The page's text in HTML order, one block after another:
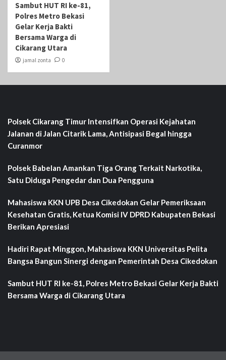
Sambut HUT RI ke-81,
Polres Metro Bekasi
Gelar Kerja Bakti
Bersama Warga di
Cikarang Utara
jamal zonta 0
Polsek Cikarang Timur Intensifkan Operasi Kejahatan
Jalanan di Jalan Citarik Lama, Antisipasi Begal hingga
Curanmor
Polsek Babelan Amankan Tiga Orang Terkait Narkotika,
Satu Diduga Pengedar dan Dua Pengguna
Mahasiswa KKN UPB Desa Cikedokan Gelar Pemeriksaan
Kesehatan Gratis, Ketua Komisi IV DPRD Kabupaten Bekasi
Berikan Apresiasi
Hadiri Rapat Minggon, Mahasiswa KKN Universitas Pelita
Bangsa Bangun Sinergi dengan Pemerintah Desa Cikedokan
Sambut HUT RI ke-81, Polres Metro Bekasi Gelar Kerja Bakti
Bersama Warga di Cikarang Utara